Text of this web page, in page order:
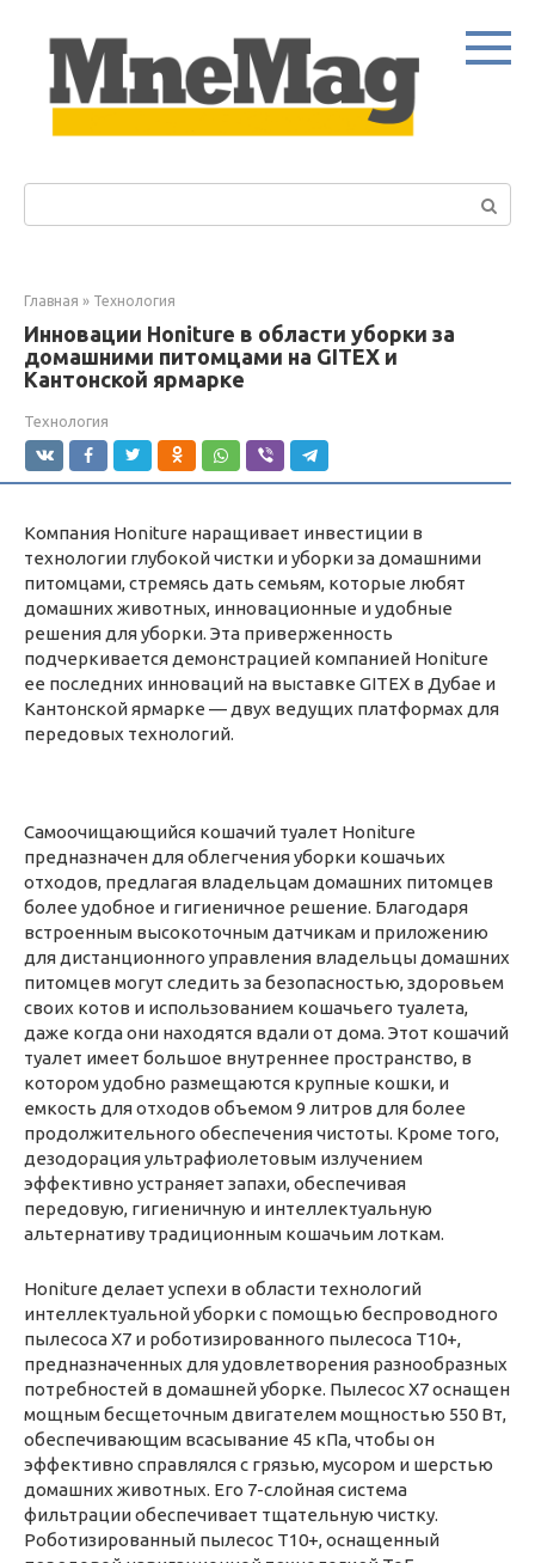
контенту
Главная » Технология
Инновации Honiture в области уборки за
домашними питомцами на GITEX и
Кантонской ярмарке
Технология
Компания Honiture наращивает инвестиции в
технологии глубокой чистки и уборки за домашними
питомцами, стремясь дать семьям, которые любят
домашних животных, инновационные и удобные
решения для уборки. Эта приверженность
подчеркивается демонстрацией компанией Honiture
ее последних инноваций на выставке GITEX в Дубае и
Кантонской ярмарке — двух ведущих платформах для
передовых технологий.
Самоочищающийся кошачий туалет Honiture
предназначен для облегчения уборки кошачьих
отходов, предлагая владельцам домашних питомцев
более удобное и гигиеничное решение. Благодаря
встроенным высокоточным датчикам и приложению
для дистанционного управления владельцы домашних
питомцев могут следить за безопасностью, здоровьем
своих котов и использованием кошачьего туалета,
даже когда они находятся вдали от дома. Этот кошачий
туалет имеет большое внутреннее пространство, в
котором удобно размещаются крупные кошки, и
емкость для отходов объемом 9 литров для более
продолжительного обеспечения чистоты. Кроме того,
дезодорация ультрафиолетовым излучением
эффективно устраняет запахи, обеспечивая
передовую, гигиеничную и интеллектуальную
альтернативу традиционным кошачьим лоткам.
Honiture делает успехи в области технологий
интеллектуальной уборки с помощью беспроводного
пылесоса X7 и роботизированного пылесоса T10+,
предназначенных для удовлетворения разнообразных
потребностей в домашней уборке. Пылесос X7 оснащен
мощным бесщеточным двигателем мощностью 550 Вт,
обеспечивающим всасывание 45 кПа, чтобы он
эффективно справлялся с грязью, мусором и шерстью
домашних животных. Его 7-слойная система
фильтрации обеспечивает тщательную чистку.
Роботизированный пылесос T10+, оснащенный